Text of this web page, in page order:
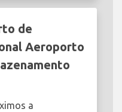
de
Aeroporto
a